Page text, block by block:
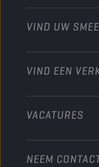
Moto’s & ATV
Industrie
Scheepvaart
Motorfiets
Heavy-Duty
VIND UW
VIND EEN
VACATURES
NEEM